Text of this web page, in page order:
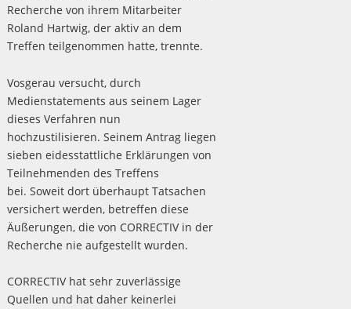
Recherche von ihrem Mitarbeiter
Roland Hartwig, der aktiv an dem
Treffen teilgenommen hatte, trennte.
Vosgerau versucht, durch
Medienstatements aus seinem Lager
dieses Verfahren nun
hochzustilisieren. Seinem Antrag liegen
sieben eidesstattliche Erklärungen von
Teilnehmenden des Treffens
bei. Soweit dort überhaupt Tatsachen
versichert werden, betreffen diese
Äußerungen, die von CORRECTIV in der
Recherche nie aufgestellt wurden.
CORRECTIV hat sehr zuverlässige
Quellen und hat daher keinerlei